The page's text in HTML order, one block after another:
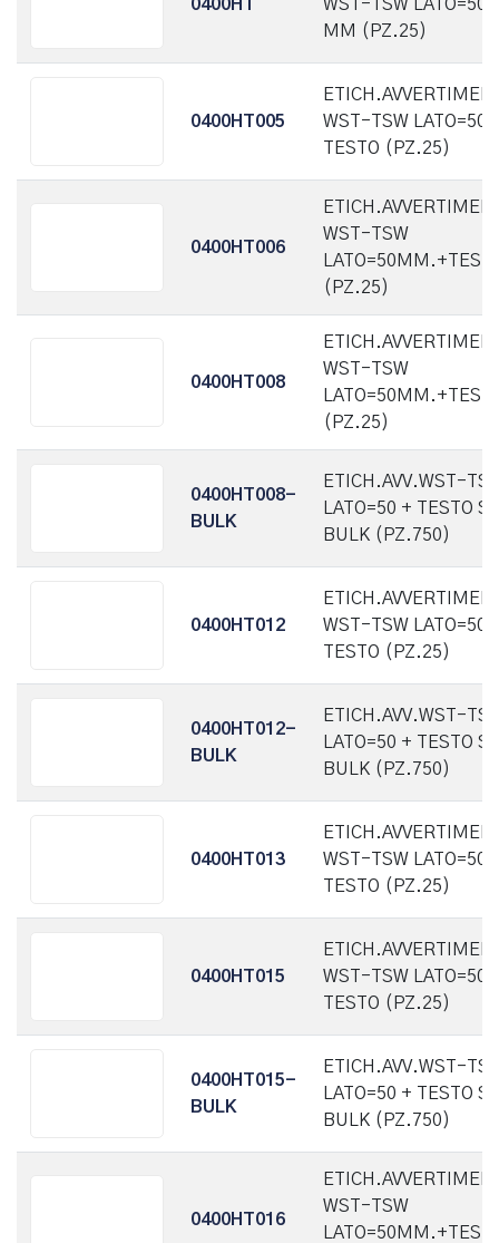
0400HT
WST-TSW LATO=50
MM (PZ.25)
0400HT005
WST-TSW LATO=50
TESTO (PZ.25)
0400HT006
WST-TSW
(PZ.25)
0400HT008
WST-TSW
(PZ.25)
0400HT008-
BULK
ETICH.AVV.WST-
LATO=50 + TESTO
BULK (PZ.750)
0400HT012
WST-TSW LATO=50
TESTO (PZ.25)
0400HT012-
BULK
ETICH.AVV.WST-
LATO=50 + TESTO
BULK (PZ.750)
0400HT013
WST-TSW LATO=50
TESTO (PZ.25)
0400HT015
WST-TSW LATO=50
TESTO (PZ.25)
0400HT015-
BULK
ETICH.AVV.WST-
LATO=50 + TESTO
BULK (PZ.750)
0400HT016
WST-TSW